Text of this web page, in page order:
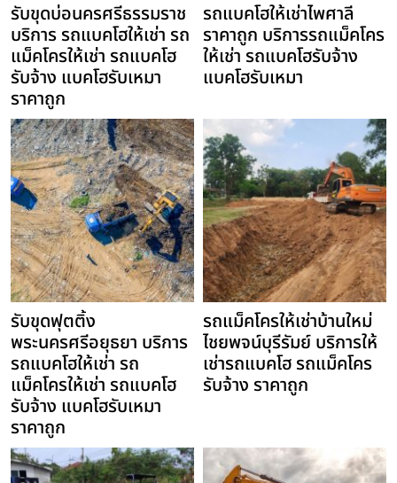
รับขุดบ่อนครศรีธรรมราช
บริการ รถแบคโฮให้เช่า รถ
แม็คโครให้เช่า รถแบคโฮ
รับจ้าง แบคโฮรับเหมา
ราคาถูก
รถแบคโฮให้เช่าไพศาลี
ราคาถูก บริการรถแม็คโคร
ให้เช่า รถแบคโฮรับจ้าง
แบคโฮรับเหมา
รับขุดฟุตติ้ง
พระนครศรีอยุธยา บริการ
รถแบคโฮให้เช่า รถ
แม็คโครให้เช่า รถแบคโฮ
รับจ้าง แบคโฮรับเหมา
ราคาถูก
รถแม็คโครให้เช่าบ้านใหม่
ไชยพจน์บุรีรัมย์ บริการให้
เช่ารถแบคโฮ รถแม็คโคร
รับจ้าง ราคาถูก